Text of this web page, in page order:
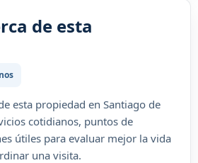
de esta
esta propiedad en Santiago de
cotidianos, puntos de
útiles para evaluar mejor la vida
una visita.